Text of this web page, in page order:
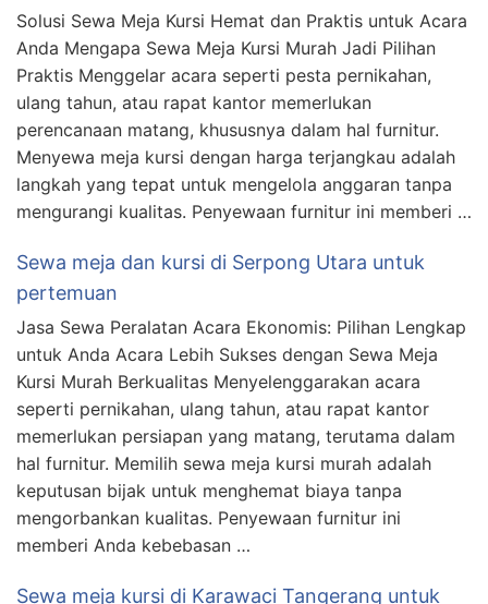
Solusi Sewa Meja Kursi Hemat dan Praktis untuk Acara
Anda Mengapa Sewa Meja Kursi Murah Jadi Pilihan
Praktis Menggelar acara seperti pesta pernikahan,
ulang tahun, atau rapat kantor memerlukan
perencanaan matang, khususnya dalam hal furnitur.
Menyewa meja kursi dengan harga terjangkau adalah
langkah yang tepat untuk mengelola anggaran tanpa
mengurangi kualitas. Penyewaan furnitur ini memberi …
Sewa meja dan kursi di Serpong Utara untuk
pertemuan
Jasa Sewa Peralatan Acara Ekonomis: Pilihan Lengkap
untuk Anda Acara Lebih Sukses dengan Sewa Meja
Kursi Murah Berkualitas Menyelenggarakan acara
seperti pernikahan, ulang tahun, atau rapat kantor
memerlukan persiapan yang matang, terutama dalam
hal furnitur. Memilih sewa meja kursi murah adalah
keputusan bijak untuk menghemat biaya tanpa
mengorbankan kualitas. Penyewaan furnitur ini
memberi Anda kebebasan …
Sewa meja kursi di Karawaci Tangerang untuk